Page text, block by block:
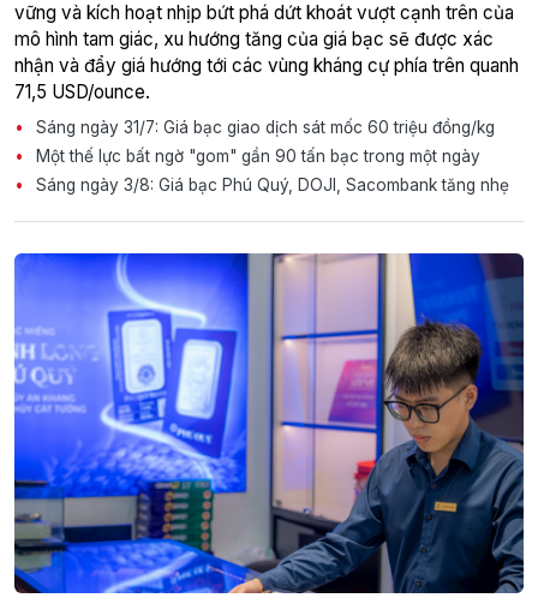
vững và kích hoạt nhịp bứt phá dứt khoát vượt cạnh trên của
mô hình tam giác, xu hướng tăng của giá bạc sẽ được xác
nhận và đẩy giá hướng tới các vùng kháng cự phía trên quanh
71,5 USD/ounce.
Sáng ngày 31/7: Giá bạc giao dịch sát mốc 60 triệu đồng/kg
Một thế lực bất ngờ "gom" gần 90 tấn bạc trong một ngày
Sáng ngày 3/8: Giá bạc Phú Quý, DOJI, Sacombank tăng nhẹ